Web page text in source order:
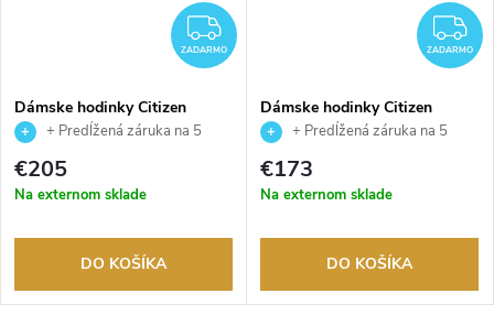
ZADARMO
ZADARMO
Dámske hodinky Citizen
FE6122-64X
+ Predĺžená záruka na 5
rokov. Až 100 dní na vrátenie
tovaru. Autorizovaný predajca.
€205
Na externom sklade
DO KOŠÍKA
ZADARMO
Dámske hodinky Citizen
FE1243-83A
+ Predĺžená záruka na 5
rokov. Až 100 dní na vrátenie
tovaru. Autorizovaný predajca.
€173
Na externom sklade
DO KOŠÍKA